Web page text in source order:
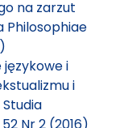
na zarzut
Philosophiae
językowe i
i
Studia